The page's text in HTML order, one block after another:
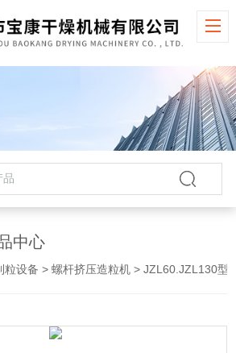
中心
粒设备 >螺杆挤压造粒机 > JZL60.JZL130型挤压造粒机